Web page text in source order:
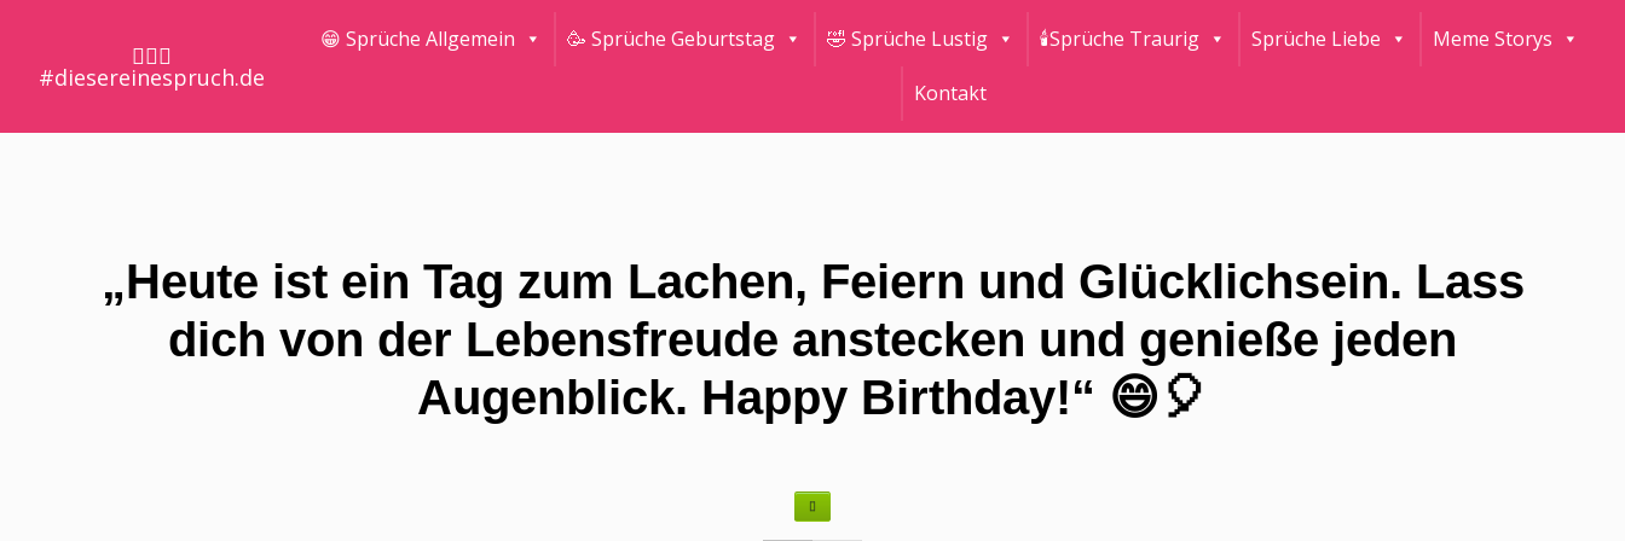
🤷🏼‍♀️
#diesereinespruch.de
😁 Sprüche Allgemein 🥳 Sprüche Geburtstag 🤣 Sprüche Lustig 🕯Sprüche Traurig Sprüche Liebe Meme Storys
Kontakt
„Heute ist ein Tag zum Lachen, Feiern und Glücklichsein. Lass
dich von der Lebensfreude anstecken und genieße jeden
Augenblick. Happy Birthday!“ 😄🎈